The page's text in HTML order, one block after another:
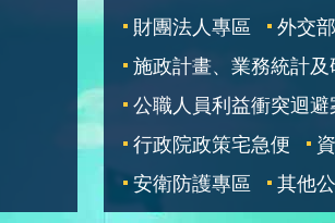
財團法人專區
外交
施政計畫、業務統計及
公職人員利益衝突迴
行政院政策宅急便
安衛防護專區
其他